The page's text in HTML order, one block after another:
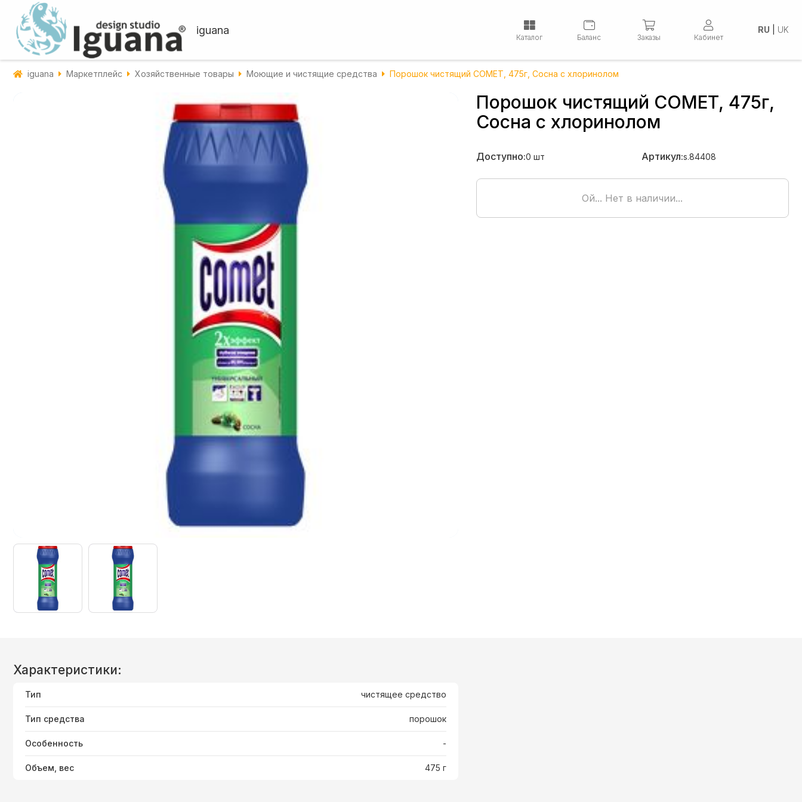
iguana
Каталог Баланс Заказы Кабинет
RU UK
iguana Маркетплейс Хозяйственные товары Моющие и чистящие средства Порошок чистящий COMET, 475г, Сосна с хлоринолом
Порошок чистящий COMET, 475г,
Сосна с хлоринолом
Доступно:0 шт Артикул:s.84408
Ой... Нет в наличии...
Характеристики:
Тип чистящее средство
Тип средства порошок
Особенность -
Объем, вес 475 г